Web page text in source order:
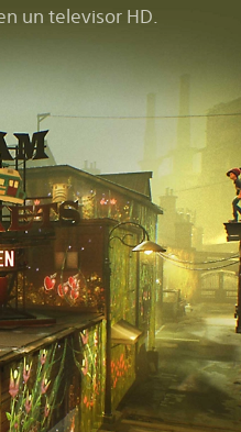
un televisor HD.